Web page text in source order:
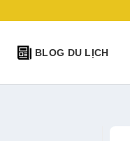
BLOG DU LỊCH